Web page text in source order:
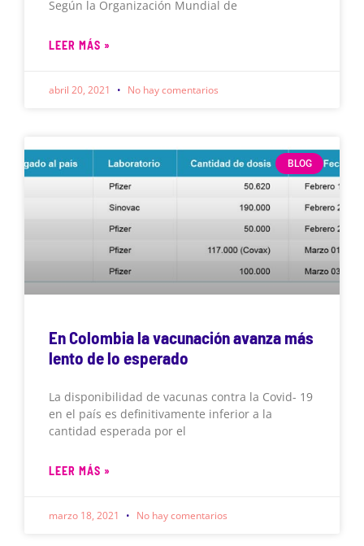
Según la Organización Mundial de
LEER MÁS »
abril 20, 2021 No hay comentarios
BLOG
En Colombia la vacunación avanza más
lento de lo esperado
La disponibilidad de vacunas contra la Covid- 19
en el país es definitivamente inferior a la
cantidad esperada por el
LEER MÁS »
marzo 18, 2021 No hay comentarios